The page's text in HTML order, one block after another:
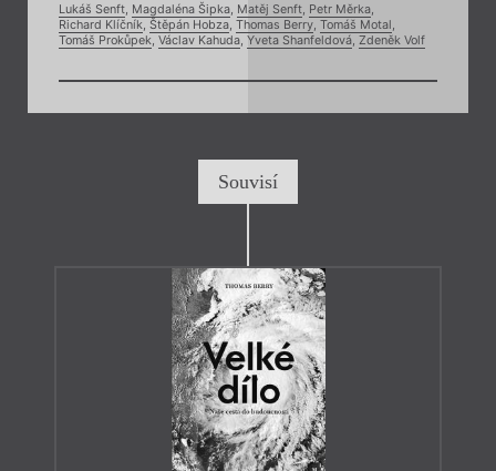
Lukáš Senft, Magdaléna Šipka, Matěj Senft, Petr Měrka,
Richard Klíčník, Štěpán Hobza, Thomas Berry, Tomáš Motal,
Tomáš Prokůpek, Václav Kahuda, Yveta Shanfeldová, Zdeněk Volf
Souvisí